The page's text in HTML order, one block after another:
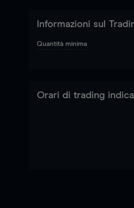
Informazioni sul
Quantità minima
Orari di trading